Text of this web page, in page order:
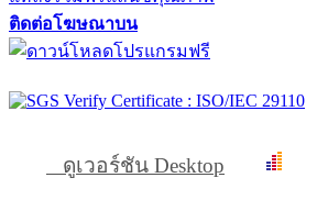
ติดต่อโฆษณาบน
ดูเวอร์ชัน Desktop